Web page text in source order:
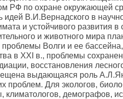
РФ по охране окружающей
идей В.И.Вернадского в
и устойчивого развития в
и животного мира
проблемы Волги и ее
в XXI в., проблемы
восстановления
выдающаяся роль
проблем. Для экологов,
демографов,